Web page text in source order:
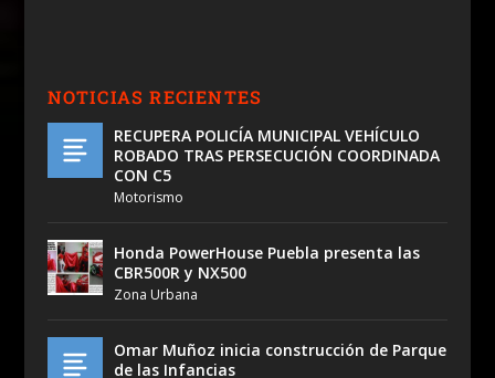
NOTICIAS RECIENTES
RECUPERA POLICÍA MUNICIPAL VEHÍCULO
ROBADO TRAS PERSECUCIÓN COORDINADA
CON C5
Motorismo
Honda PowerHouse Puebla presenta las
CBR500R y NX500
Zona Urbana
Omar Muñoz inicia construcción de Parque
de las Infancias